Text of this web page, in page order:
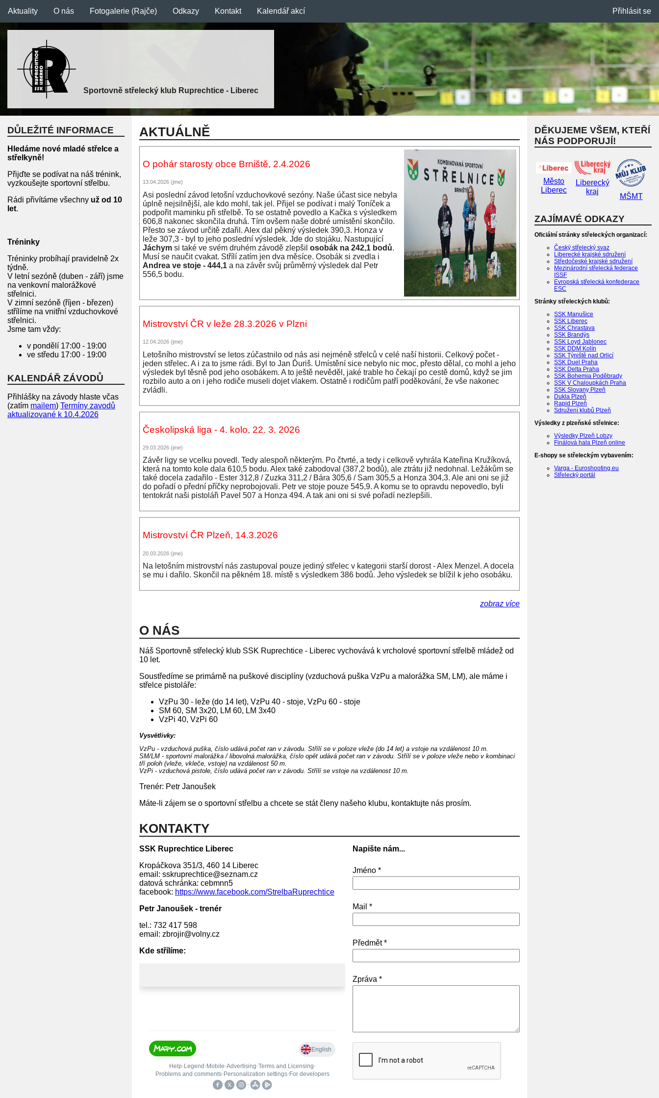
Aktuality O nás Fotogalerie (Rajče) Odkazy Kontakt Kalendář akcí Přihlásit se
Sportovně střelecký klub Ruprechtice - Liberec
DŮLEŽITÉ INFORMACE
Hledáme nové mladé střelce a
střelkyně!
Přijďte se podívat na náš trénink,
vyzkoušejte sportovní střelbu.
Rádi přivítáme všechny už od 10
let.
Tréninky
Tréninky probíhají pravidelně 2x
týdně.
V letní sezóně (duben - září) jsme
na venkovní malorážkové
střelnici.
V zimní sezóně (říjen - březen)
střílíme na vnitřní vzduchovkové
střelnici.
Jsme tam vždy:
v pondělí 17:00 - 19:00
ve středu 17:00 - 19:00
KALENDÁŘ ZÁVODŮ
Přihlášky na závody hlaste včas
(zatím mailem) Termíny zavodů
aktualizované k 10.4.2026
AKTUÁLNĚ
O pohár starosty obce Brniště, 2.4.2026
13.04.2026 (jme)
Asi poslední závod letošní vzduchovkové sezóny. Naše účast sice nebyla
úplně nejsilnější, ale kdo mohl, tak jel. Přijel se podívat i malý Toníček a
podpořit maminku při střelbě. To se ostatně povedlo a Kačka s výsledkem
606,8 nakonec skončila druhá. Tím ovšem naše dobré umístění skončilo.
Přesto se závod určitě zdařil. Alex dal pěkný výsledek 390,3. Honza v
leže 307,3 - byl to jeho poslední výsledek. Jde do stojáku. Nastupující
Jáchymsi také ve svém druhém závodě zlepšil osobák na 242,1 bodů.
Musí se naučit cvakat. Střílí zatím jen dva měsíce. Osobák si zvedla i
Andrea ve stoje - 444,1a na závěr svůj průměrný výsledek dal Petr
556,5 bodu.
Mistrovství ČR v leže 28.3.2026 v Plzni
12.04.2026 (jme)
Letošního mistrovství se letos zúčastnilo od nás asi nejméně střelců v celé naší historii. Celkový počet -
jeden střelec. A i za to jsme rádi. Byl to Jan Ďuriš. Umístění sice nebylo nic moc, přesto dělal, co mohl a jeho
výsledek byl těsně pod jeho osobákem. A to ještě nevěděl, jaké trable ho čekají po cestě domů, když se jim
rozbilo auto a on i jeho rodiče museli dojet vlakem. Ostatně i rodičům patří poděkování, že vše nakonec
zvládli.
Českolipská liga - 4. kolo, 22. 3. 2026
29.03.2026 (jme)
Závěr ligy se vcelku povedl. Tedy alespoň některým. Po čtvrté, a tedy i celkově vyhrála Kateřina Kružíková,
která na tomto kole dala 610,5 bodu. Alex také zabodoval (387,2 bodů), ale ztrátu již nedohnal. Ležákům se
také docela zadařilo - Ester 312,8 / Zuzka 311,2 / Bára 305,6 / Sam 305,5 a Honza 304,3. Ale ani oni se již
do pořadí o přední příčky neprobojovali. Petr ve stoje pouze 545,9. A komu se to opravdu nepovedlo, byli
tentokrát naši pistoláři Pavel 507 a Honza 494. A tak ani oni si své pořadí nezlepšili.
Mistrovství ČR Plzeň, 14.3.2026
20.03.2026 (jme)
Na letošním mistrovství nás zastupoval pouze jediný střelec v kategorii starší dorost - Alex Menzel. A docela
se mu i dařilo. Skončil na pěkném 18. místě s výsledkem 386 bodů. Jeho výsledek se blížil k jeho osobáku.
zobraz více
O NÁS
Náš Sportovně střelecký klub SSK Ruprechtice - Liberec vychovává k vrcholové sportovní střelbě mládež od
10 let.
Soustředíme se primárně na puškové disciplíny (vzduchová puška VzPu a malorážka SM, LM), ale máme i
střelce pistoláře:
VzPu 30 - leže (do 14 let), VzPu 40 - stoje, VzPu 60 - stoje
SM 60, SM 3x20, LM 60, LM 3x40
VzPi 40, VzPi 60
Vysvětlivky:
VzPu - vzduchová puška, číslo udává počet ran v závodu. Střílí se v poloze vleže (do 14 let) a vstoje na vzdálenost 10 m.
SM/LM - sportovní malorážka / libovolná malorážka, číslo opět udává počet ran v závodu. Střílí se v poloze vleže nebo v kombinaci
tří poloh (vleže, vkleče, vstoje) na vzdálenost 50 m.
VzPi - vzduchová pistole, číslo udává počet ran v závodu. Střílí se vstoje na vzdálenost 10 m.
Trenér: Petr Janoušek
Máte-li zájem se o sportovní střelbu a chcete se stát členy našeho klubu, kontaktujte nás prosím.
KONTAKTY
SSK Ruprechtice Liberec
Kropáčkova 351/3, 460 14 Liberec
email: sskruprechtice@seznam.cz
datová schránka: cebmnn5
facebook: https://www.facebook.com/StrelbaRuprechtice
Petr Janoušek - trenér
tel.: 732 417 598
email: zbrojir@volny.cz
Kde střílíme:
Napište nám...
Jméno *
Mail *
Předmět *
Zpráva *
DĚKUJEME VŠEM, KTEŘÍ
NÁS PODPORUJÍ!
Město
Liberec
Liberecký
kraj
MŠMT
ZAJÍMAVÉ ODKAZY
Oficiální stránky střeleckých organizací:
Český střelecký svaz
Liberecké krajské sdružení
Středočeské krajské sdružení
Mezinárodní střelecká federace
ISSF
Evropská střelecká konfederace
ESC
Stránky střeleckých klubů:
SSK Manušice
SSK Liberec
SSK Chrastava
SSK Brandýs
SSK Loyd Jablonec
SSK DDM Kolín
SSK Týniště nad Orlicí
SSK Duel Praha
SSK Delta Praha
SSK Bohemia Poděbrady
SSK V Chaloupkách Praha
SSK Slovany Plzeň
Dukla Plzeň
Rapid Plzeň
Sdružení klubů Plzeň
Výsledky z plzeňské střelnice:
Výsledky Plzeň Lobzy
Finálová hala Plzeň online
E-shopy se střeleckým vybavením:
Varga - Euroshooting.eu
Střelecký portál